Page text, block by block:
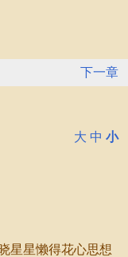
下一章
大 中 小
星懒得花心思想